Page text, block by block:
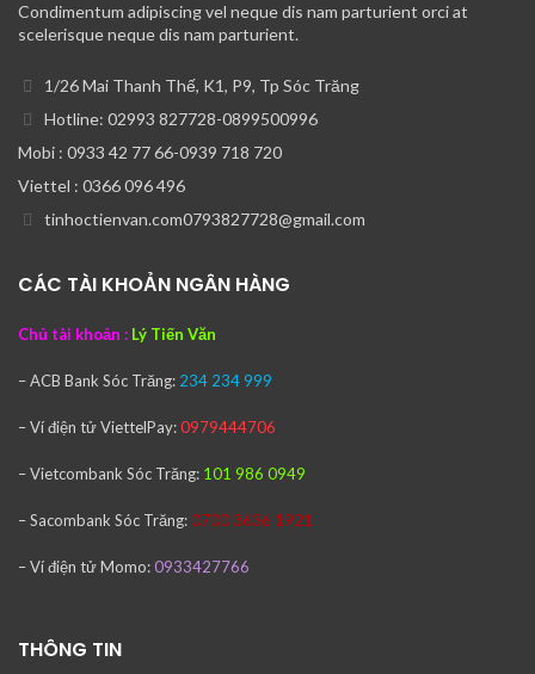
Condimentum adipiscing vel neque dis nam parturient orci at
scelerisque neque dis nam parturient.
1/26 Mai Thanh Thế, K1, P9, Tp Sóc Trăng
Hotline: 02993 827728-0899500996
Mobi : 0933 42 77 66-0939 718 720
Viettel : 0366 096 496
tinhoctienvan.com0793827728@gmail.com
CÁC TÀI KHOẢN NGÂN HÀNG
Chủ tài khoản : Lý Tiến Văn
– ACB Bank Sóc Trăng: 234 234 999
– Ví điện tử ViettelPay:0979444706
– Vietcombank Sóc Trăng: 101 986 0949
– Sacombank Sóc Trăng: 0700 3636 1921
– Ví điện tử Momo:0933427766
THÔNG TIN